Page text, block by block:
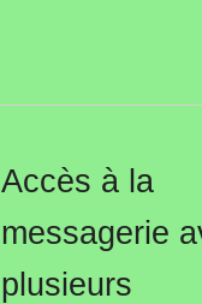
Accès à la
messagerie
plusieurs